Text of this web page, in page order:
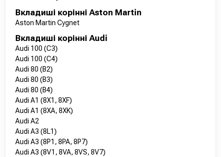
Вкладиші корінні Aston Martin
Aston Martin Cygnet
Вкладиші корінні Audi
Audi 100 (C3)
Audi 100 (C4)
Audi 80 (B2)
Audi 80 (B3)
Audi 80 (B4)
Audi A1 (8X1, 8XF)
Audi A1 (8XA, 8XK)
Audi A2
Audi A3 (8L1)
Audi A3 (8P1, 8PA, 8P7)
Audi A3 (8V1, 8VA, 8VS, 8V7)